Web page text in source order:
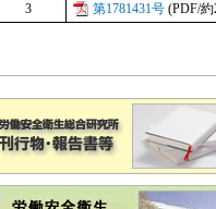
3
第1781431号 (PDF/